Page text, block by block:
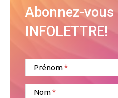
Abonnez-vous
INFOLETTRE!
Prénom
Nom